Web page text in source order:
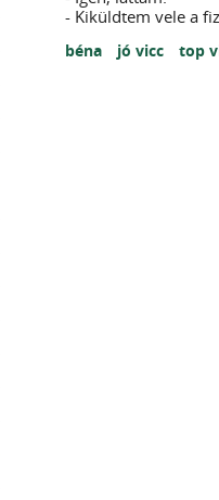
- Kiküldtem vele a
béna jó vicc top